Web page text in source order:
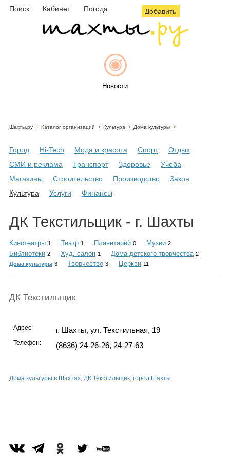
Поиск Кабинет Погода Добавить
Новости
Объявления
Гороскоп
Карты
Фотогалерея
Шахты.ру Каталог организаций Культура Дома культуры
Город Hi-Tech Мода и красота Спорт
Отдых
СМИ и реклама
Транспорт Здоровье
Учеба
Магазины
Строительство Производство
Закон
Культура
Услуги Финансы
ДК Текстильщик - г. Шахты
Кинотеатры 1 Театр 1 Планетарий 0 Музеи 2
Библиотеки 2 Худ. салон 1 Дома детского творчества 2
Дома культуры 3 Творчество 3 Церкви 11
ДК Текстильщик
Адрес: г. Шахты, ул. Текстильная, 19
Телефон: (8636) 24-26-26, 24-27-63
Дома культуры в Шахтах, ДК Текстильщик, город Шахты